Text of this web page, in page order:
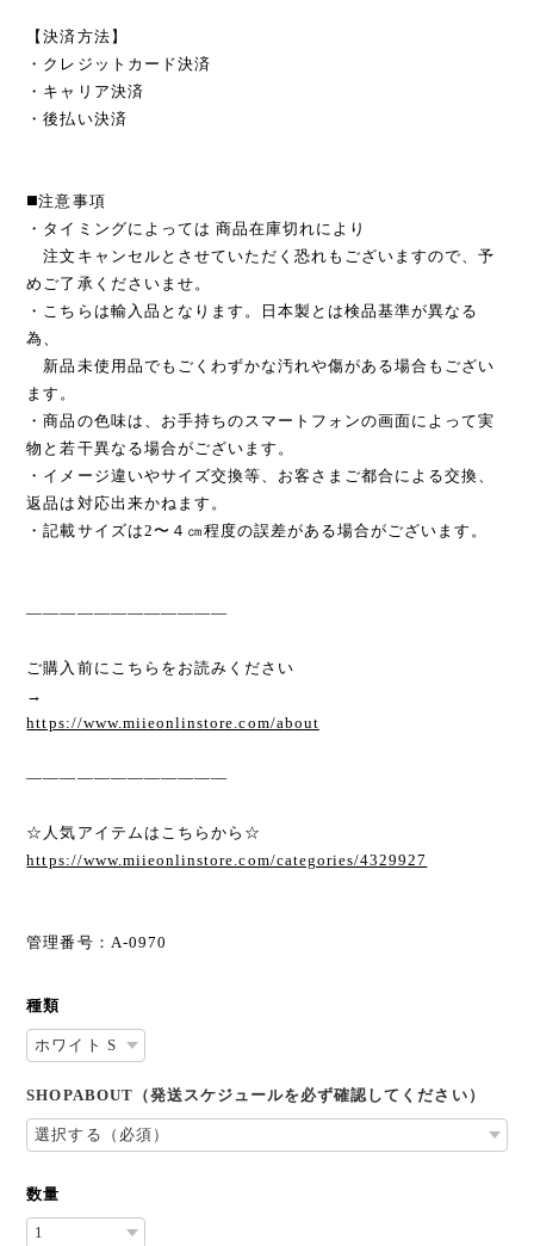
【決済方法】
・クレジットカード決済
・キャリア決済
・後払い決済
◼️注意事項
・タイミングによっては 商品在庫切れにより
注文キャンセルとさせていただく恐れもございますので、予
めご了承くださいませ。
・こちらは輸入品となります。日本製とは検品基準が異なる
為、
新品未使用品でもごくわずかな汚れや傷がある場合もござい
ます。
・商品の色味は、お手持ちのスマートフォンの画面によって実
物と若干異なる場合がございます。
・イメージ違いやサイズ交換等、お客さまご都合による交換、
返品は対応出来かねます。
・記載サイズは2〜４㎝程度の誤差がある場合がございます。
————————————
ご購入前にこちらをお読みください
→
https://www.miieonlinstore.com/about
————————————
☆人気アイテムはこちらから☆
https://www.miieonlinstore.com/categories/4329927
管理番号：A-0970
種類
SHOPABOUT（発送スケジュールを必ず確認してください）
数量